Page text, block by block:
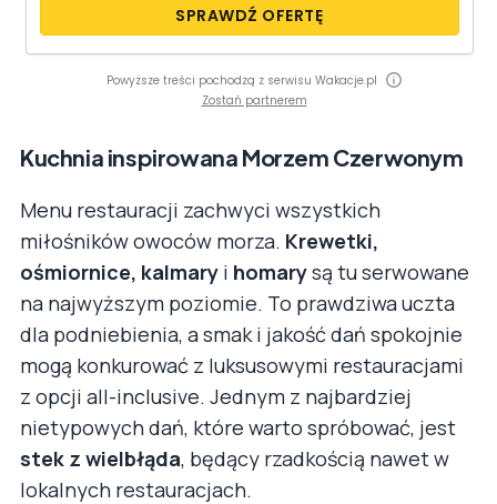
SPRAWDŹ OFERTĘ
Powyższe treści pochodzą z serwisu Wakacje.pl
Zostań partnerem
Kuchnia inspirowana Morzem Czerwonym
Menu restauracji zachwyci wszystkich
miłośników owoców morza. Krewetki,
ośmiornice, kalmary i homarysą tu serwowane
na najwyższym poziomie. To prawdziwa uczta
dla podniebienia, a smak i jakość dań spokojnie
mogą konkurować z luksusowymi restauracjami
z opcji all-inclusive. Jednym z najbardziej
nietypowych dań, które warto spróbować, jest
stek z wielbłąda, będący rzadkością nawet w
lokalnych restauracjach.